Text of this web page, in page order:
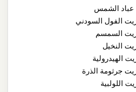
عباد الشمس
الفول السودني
السمسم
النخيل
الهيدرولية
جرثومة الذرة
اللولبية